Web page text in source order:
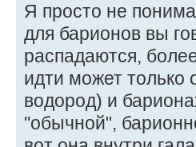
Я просто не
для барионов вы
распадаются,
идти может
водород) и
"обычной",